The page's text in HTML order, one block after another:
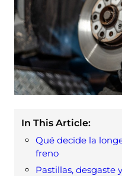
In This Article:
Qué decide la
freno
Pastillas, desgaste